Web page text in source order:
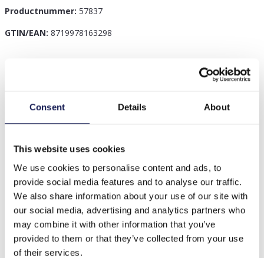
Consent Details About
This website uses cookies
We use cookies to personalise content and ads, to
provide social media features and to analyse our traffic.
We also share information about your use of our site with
our social media, advertising and analytics partners who
may combine it with other information that you’ve
provided to them or that they’ve collected from your use
of their services.
Productnummer: 57837
GTIN/EAN: 8719978163298
G-F2.2 KY39-031 Keychain Leopard 6cm
Anderen kochten ook